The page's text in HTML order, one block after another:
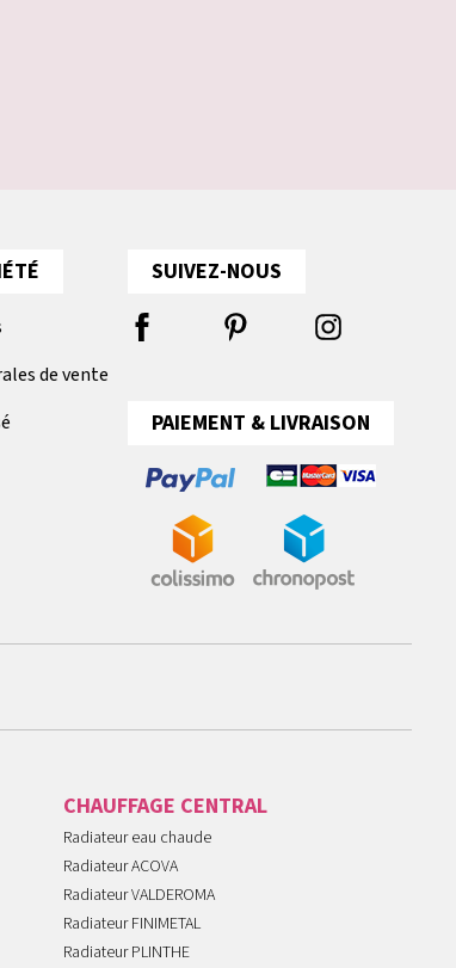
de vente
SUIVEZ-NOUS
PAIEMENT & LIVRAISON
CHAUFFAGE CENTRAL
Radiateur eau chaude
Radiateur ACOVA
Radiateur VALDEROMA
Radiateur FINIMETAL
Radiateur PLINTHE